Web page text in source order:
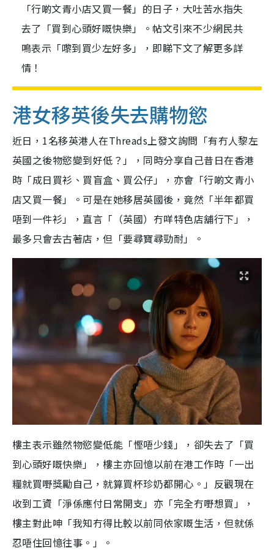
「行啲文青小店又買一餐」的日子，大吐苦水指失
去了「買到心頭好嘅快樂」。帖文引來不少網民共
鳴表示「嚟到買少左好多」，即睇下文了解更多詳
情！
港女移英後失去購物慾
近日，1名移英港人在Threads上發文詢問「有冇人黎左
英國之後物慾變到好低？」，同時分享自己昔日在香港
時「成日買衫、買盲盒、買公仔」，亦會「行啲文青小
店又買一餐」。可是在她移居英國後，竟然「半年都買
唔到一件衫」，直言「（英國）冇咩特色店舖行下」，
最多只會去古著店，但「要尋寶尋勁耐」。
樓主表示雖然物慾變低能「慳唔少錢」，卻失去了「買
到心頭好嘅快樂」，樓主亦回憶以前在港工作時「一出
糧就買嘢獎勵自己，就算買杯珍奶都開心。」反觀現在
收到工資「淨係應付日常開支」亦「完全冇嘢想買」，
樓主對此呻「我知冇得比較以前同依家嘅生活，但就係
忍唔住回憶往事。」。